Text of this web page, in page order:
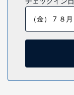
施設
便利なWiFi (無料
けます。
その他の施設
敷地内にはセル
（金） 7 ８月